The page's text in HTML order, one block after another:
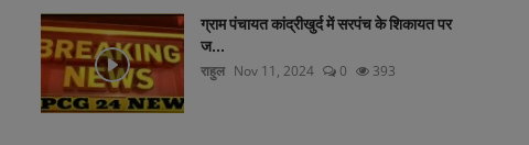
ग्राम पंचायत कांद्रीखुर्द में सरपंच के शिकायत पर
ज...
राहुल Nov 11, 2024 0 393